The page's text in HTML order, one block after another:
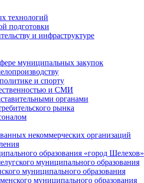
технологий
подготовки
и инфраструктуре
муниципальных закупок
и спорту
и СМИ
органами
рынка
некоммерческих организаций
образования «город Шелехов»
муниципального образования
муниципального образования
муниципального образования